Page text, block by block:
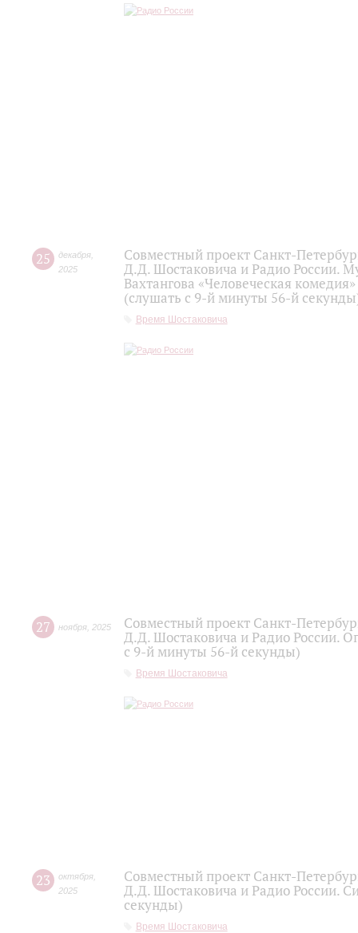
25 декабря
2025
Совместный проект Санкт-
Д.Д. Шостаковича и Радио России.
Вахтангова «Человеческая
(слушать с 9-й минуты 56-й
Время Шостаковича
27 ноября 2025
Совместный проект Санкт-
Д.Д. Шостаковича и Радио России.
с 9-й минуты 56-й секунды)
Время Шостаковича
23 октября
2025
Совместный проект Санкт-
Д.Д. Шостаковича и Радио России.
секунды)
Время Шостаковича